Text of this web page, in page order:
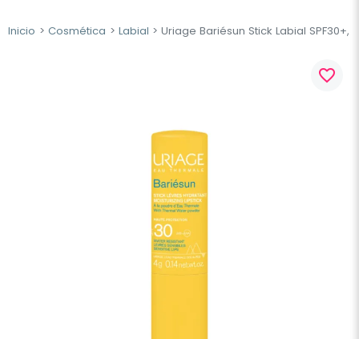
Inicio Cosmética Labial Uriage Bariésun Stick Labial SPF30+,
favorite_border